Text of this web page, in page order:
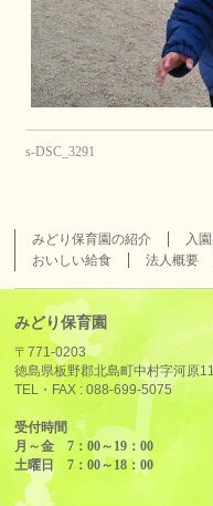
s-DSC_3291
みどり保育園の紹介 入
おいしい給食
法人概要
みどり保育園
〒771-0203
徳島県板野郡北島町中村字河原
TEL・FAX :088-699-5075
受付時間
月～金 7：00～19：00
土曜日 7：00～18：00